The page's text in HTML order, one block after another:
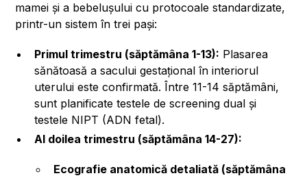
mamei și a bebelușului cu protocoale standardizate,
printr-un sistem în trei pași:
Primul trimestru (săptămâna 1-13): Plasarea
sănătoasă a sacului gestațional în interiorul
uterului este confirmată. Între 11-14 săptămâni,
sunt planificate testele de screening dual și
testele NIPT (ADN fetal).
Al doilea trimestru (săptămâna 14-27):
Ecografie anatomică detaliată (săptămâna